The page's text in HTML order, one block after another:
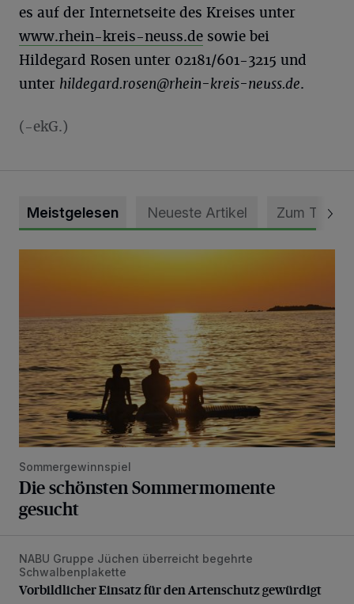
es auf der Internetseite des Kreises unter
www.rhein-kreis-neuss.de sowie bei
Hildegard Rosen unter 02181/601-3215 und
unter hildegard.rosen@rhein-kreis-neuss.de.
(-ekG.)
Meistgelesen Neueste Artikel Zum Thema
Die schönsten Sommermomente gesucht
Sommergewinnspiel
Die schönsten Sommermomente
gesucht
Vorbildlicher Einsatz für den Artenschutz gewürdigt
NABU Gruppe Jüchen überreicht begehrte
Schwalbenplakette
Vorbildlicher Einsatz für den Artenschutz gewürdigt